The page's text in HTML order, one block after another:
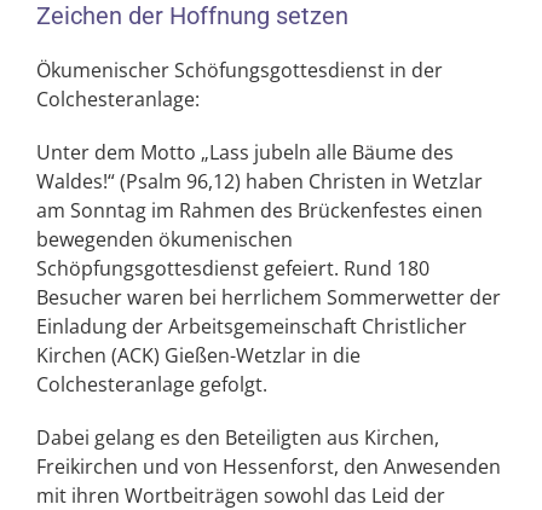
Zeichen der Hoffnung setzen
Ökumenischer Schöfungsgottesdienst in der
Colchesteranlage:
Unter dem Motto „Lass jubeln alle Bäume des
Waldes!“ (Psalm 96,12) haben Christen in Wetzlar
am Sonntag im Rahmen des Brückenfestes einen
bewegenden ökumenischen
Schöpfungsgottesdienst gefeiert. Rund 180
Besucher waren bei herrlichem Sommerwetter der
Einladung der Arbeitsgemeinschaft Christlicher
Kirchen (ACK) Gießen-Wetzlar in die
Colchesteranlage gefolgt.
Dabei gelang es den Beteiligten aus Kirchen,
Freikirchen und von Hessenforst, den Anwesenden
mit ihren Wortbeiträgen sowohl das Leid der